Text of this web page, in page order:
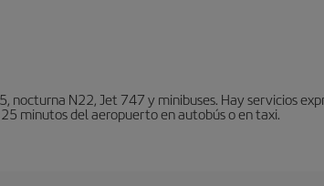
N22, Jet 747 y minibuses. Hay servicios
minutos del aeropuerto en autobús o en taxi.